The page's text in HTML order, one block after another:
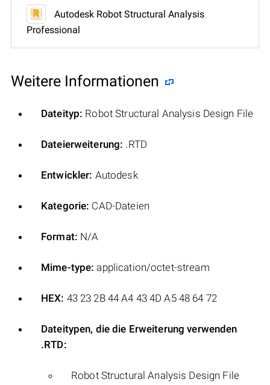
Autodesk Robot Structural Analysis
Professional
Weitere Informationen
Dateityp: Robot Structural Analysis Design File
Dateierweiterung: .RTD
Entwickler: Autodesk
Kategorie: CAD-Dateien
Format: N/A
Mime-type: application/octet-stream
HEX: 43 23 2B 44 A4 43 4D A5 48 64 72
Dateitypen, die die Erweiterung verwenden
.RTD:
Robot Structural Analysis Design File